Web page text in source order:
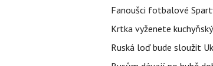
Fanoušci fotbalové
Krtka vyženete
Ruská loď bude sloužit